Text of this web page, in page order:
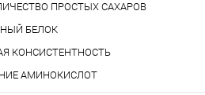
ПРОСТЫХ САХАРОВ
БЕЛОК
КОНСИСТЕНТНОСТЬ
АМИНОКИСЛОТ